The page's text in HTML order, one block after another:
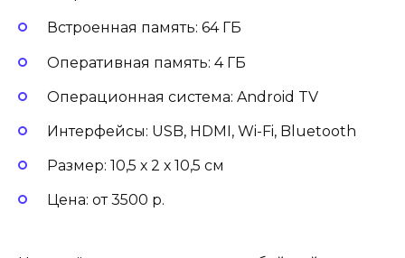
Встроенная память: 64 ГБ
Оперативная память: 4 ГБ
Операционная система: Android TV
Интерфейсы: USB, HDMI, Wi-Fi, Bluetooth
Размер: 10,5 х 2 х 10,5 см
Цена: от 3500 р.